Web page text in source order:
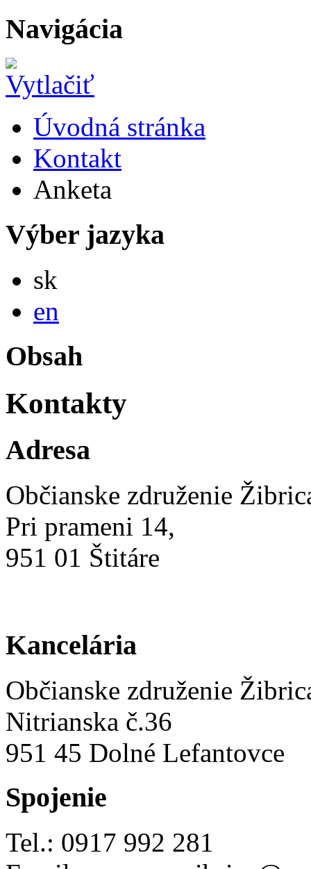
Navigácia
Úvodná stránka
Kontakt
Anketa
Výber jazyka
sk
en
Obsah
Kontakty
Adresa
Občianske združenie
Pri prameni 14,
951 01 Štitáre
Kancelária
Občianske združenie
Nitrianska č.36
951 45 Dolné Lefantovce
Spojenie
Tel.: 0917 992 281